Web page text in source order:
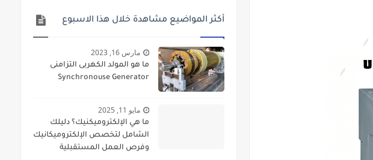
أكثر المواضيع مشاهدة خلال هذا الاسبوع
مارس 16, 2023
ما هو المولد الكهربى التزامنى
Synchronouse Generator
مايو 11, 2025
ما هي الإلكتروميكنيك؟ دليلك
الشامل لتخصص الإلكتروميكانيك
وفرص العمل المستقبلية